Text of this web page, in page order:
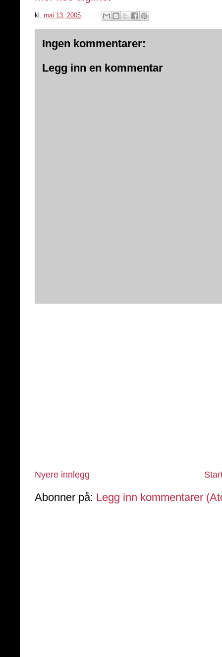
kl. mai 13, 2005
Ingen kommentarer:
Legg inn en kommentar
Nyere innlegg
Abonner på: Legg inn kommentarer